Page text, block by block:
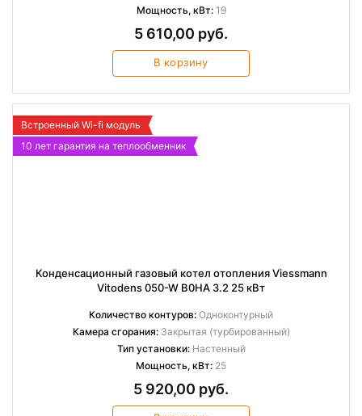
Мощность, кВт:19
5 610,00 руб.
В корзину
Встроенный Wi-fi модуль
10 лет гарантия на теплообменник
Конденсационный газовый котел отопления Viessmann
Vitodens 050-W B0HA 3.2 25 кВт
Количество контуров: Одноконтурный
Камера сгорания:Закрытая (турбированный)
Тип установки:Настенный
Мощность, кВт: 25
5 920,00 руб.